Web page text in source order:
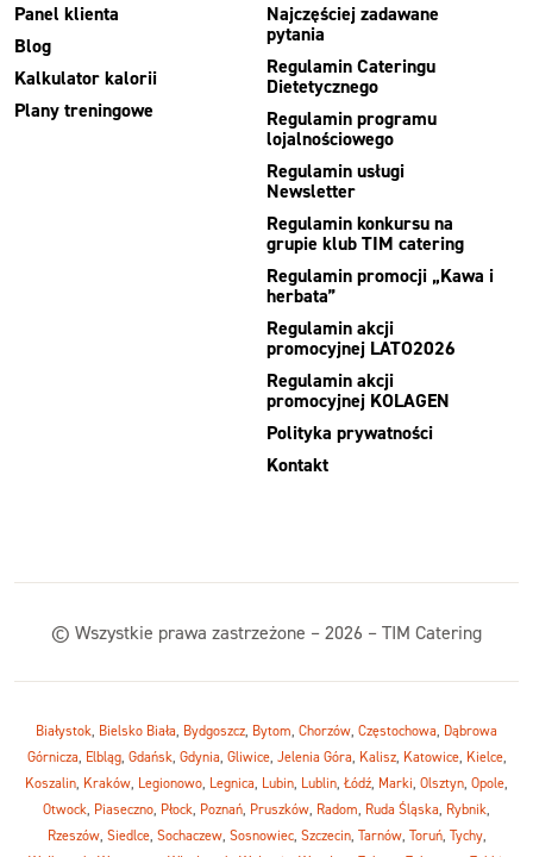
Panel klienta
Blog
Kalkulator kalorii
Plany treningowe
Najczęściej zadawane
pytania
Regulamin Cateringu
Dietetycznego
Regulamin programu
lojalnościowego
Regulamin usługi
Newsletter
Regulamin konkursu na
grupie klub TIM catering
Regulamin promocji „Kawa i
herbata”
Regulamin akcji
promocyjnej LATO2026
Regulamin akcji
promocyjnej KOLAGEN
Polityka prywatności
Kontakt
© Wszystkie prawa zastrzeżone – 2026 – TIM Catering
Białystok, Bielsko Biała, Bydgoszcz, Bytom, Chorzów, Częstochowa, Dąbrowa
Górnicza, Elbląg, Gdańsk, Gdynia, Gliwice, Jelenia Góra, Kalisz, Katowice, Kielce,
Koszalin, Kraków, Legionowo, Legnica, Lubin, Lublin, Łódź, Marki, Olsztyn, Opole,
Otwock, Piaseczno, Płock, Poznań, Pruszków, Radom, Ruda Śląska, Rybnik,
Rzeszów, Siedlce, Sochaczew, Sosnowiec, Szczecin, Tarnów, Toruń, Tychy,